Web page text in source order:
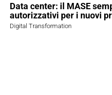
Data center: il MASE
autorizzativi per i nuovi
Digital Transformation